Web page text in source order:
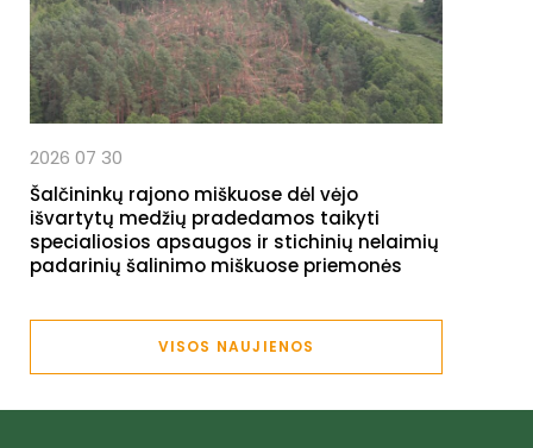
2026 07 30
Šalčininkų rajono miškuose dėl vėjo
išvartytų medžių pradedamos taikyti
specialiosios apsaugos ir stichinių nelaimių
padarinių šalinimo miškuose priemonės
VISOS NAUJIENOS